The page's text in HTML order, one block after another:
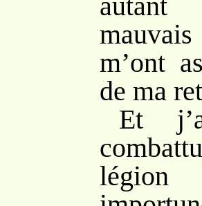
m’ont
de ma
Et
légion